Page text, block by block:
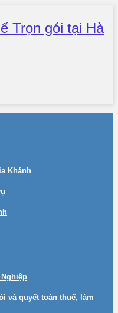
Khánh
và quyết toán thuế, làm